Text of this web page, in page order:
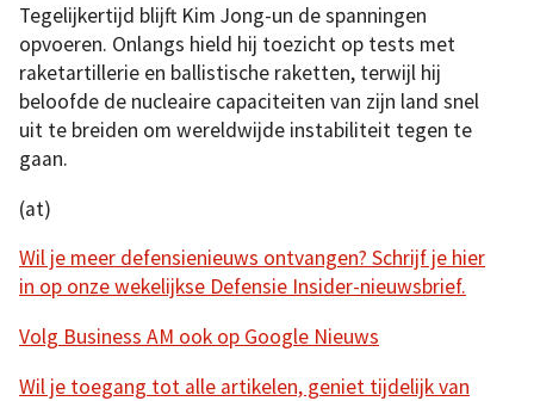
Tegelijkertijd blijft Kim Jong-un de spanningen
opvoeren. Onlangs hield hij toezicht op tests met
raketartillerie en ballistische raketten, terwijl hij
beloofde de nucleaire capaciteiten van zijn land snel
uit te breiden om wereldwijde instabiliteit tegen te
gaan.
(at)
Wil je meer defensienieuws ontvangen? Schrijf je hier
in op onze wekelijkse Defensie Insider-nieuwsbrief.
Volg Business AM ook op Google Nieuws
Wil je toegang tot alle artikelen, geniet tijdelijk van